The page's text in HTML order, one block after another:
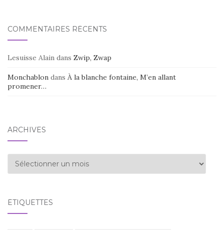
COMMENTAIRES RÉCENTS
Lesuisse Alain dans Zwip, Zwap
Monchablon dans À la blanche fontaine, M’en allant
promener…
ARCHIVES
Archives
ÉTIQUETTES